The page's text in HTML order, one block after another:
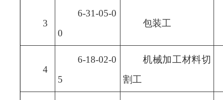
3
6-31-05-0
0
包装工
4
6-18-02-0
5
机械加工材料切
割工